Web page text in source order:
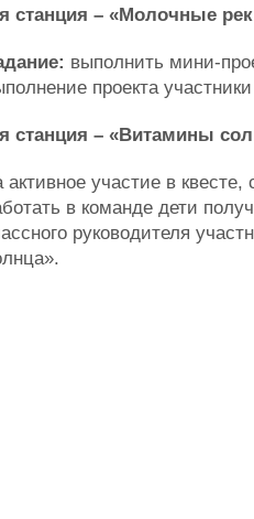
станция – «Молочные
выполнить мини-
проекта
станция – «Витамины
активное участие в
в команде дети
руководителя